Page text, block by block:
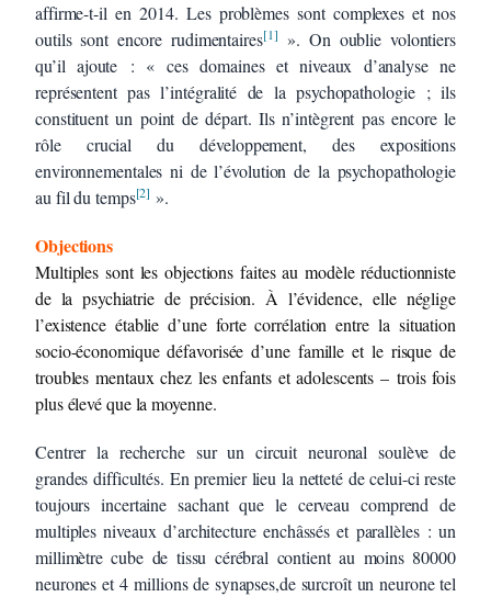
affirme-t-il en 2014. Les problèmes sont complexes et nos
outils sont encore rudimentaires[1] ». On oublie volontiers
qu’il ajoute : « ces domaines et niveaux d’analyse ne
représentent pas l’intégralité de la psychopathologie ; ils
constituent un point de départ. Ils n’intègrent pas encore le
rôle crucial du développement, des expositions
environnementales ni de l’évolution de la psychopathologie
au fil du temps[2] ».
Objections
Multiples sont les objections faites au modèle réductionniste
de la psychiatrie de précision. À l’évidence, elle néglige
l’existence établie d’une forte corrélation entre la situation
socio-économique défavorisée d’une famille et le risque de
troubles mentaux chez les enfants et adolescents – trois fois
plus élevé que la moyenne.
Centrer la recherche sur un circuit neuronal soulève de
grandes difficultés. En premier lieu la netteté de celui-ci reste
toujours incertaine sachant que le cerveau comprend de
multiples niveaux d’architecture enchâssés et parallèles : un
millimètre cube de tissu cérébral contient au moins 80000
neurones et 4 millions de synapses,de surcroît un neurone tel